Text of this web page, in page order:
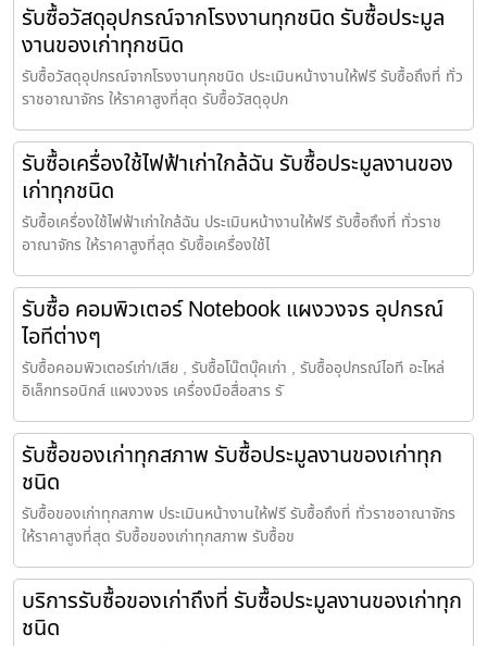
รับซื้อวัสดุอุปกรณ์จากโรงงานทุกชนิด รับซื้อประมูล
งานของเก่าทุกชนิด
รับซื้อวัสดุอุปกรณ์จากโรงงานทุกชนิด ประเมินหน้างานให้ฟรี รับซื้อถึงที่ ทั่ว
ราชอาณาจักร ให้ราคาสูงที่สุด รับซื้อวัสดุอุปก
รับซื้อเครื่องใช้ไฟฟ้าเก่าใกล้ฉัน รับซื้อประมูลงานของ
เก่าทุกชนิด
รับซื้อเครื่องใช้ไฟฟ้าเก่าใกล้ฉัน ประเมินหน้างานให้ฟรี รับซื้อถึงที่ ทั่วราช
อาณาจักร ให้ราคาสูงที่สุด รับซื้อเครื่องใช้ไ
รับซื้อ คอมพิวเตอร์ Notebook แผงวงจร อุปกรณ์
ไอทีต่างๆ
รับซื้อคอมพิวเตอร์เก่า/เสีย , รับซื้อโน๊ตบุ๊คเก่า , รับซื้ออุปกรณ์ไอที อะไหล่
อิเล็กทรอนิกส์ แผงวงจร เครื่องมือสื่อสาร รั
รับซื้อของเก่าทุกสภาพ รับซื้อประมูลงานของเก่าทุก
ชนิด
รับซื้อของเก่าทุกสภาพ ประเมินหน้างานให้ฟรี รับซื้อถึงที่ ทั่วราชอาณาจักร
ให้ราคาสูงที่สุด รับซื้อของเก่าทุกสภาพ รับซื้อข
บริการรับซื้อของเก่าถึงที่ รับซื้อประมูลงานของเก่าทุก
ชนิด